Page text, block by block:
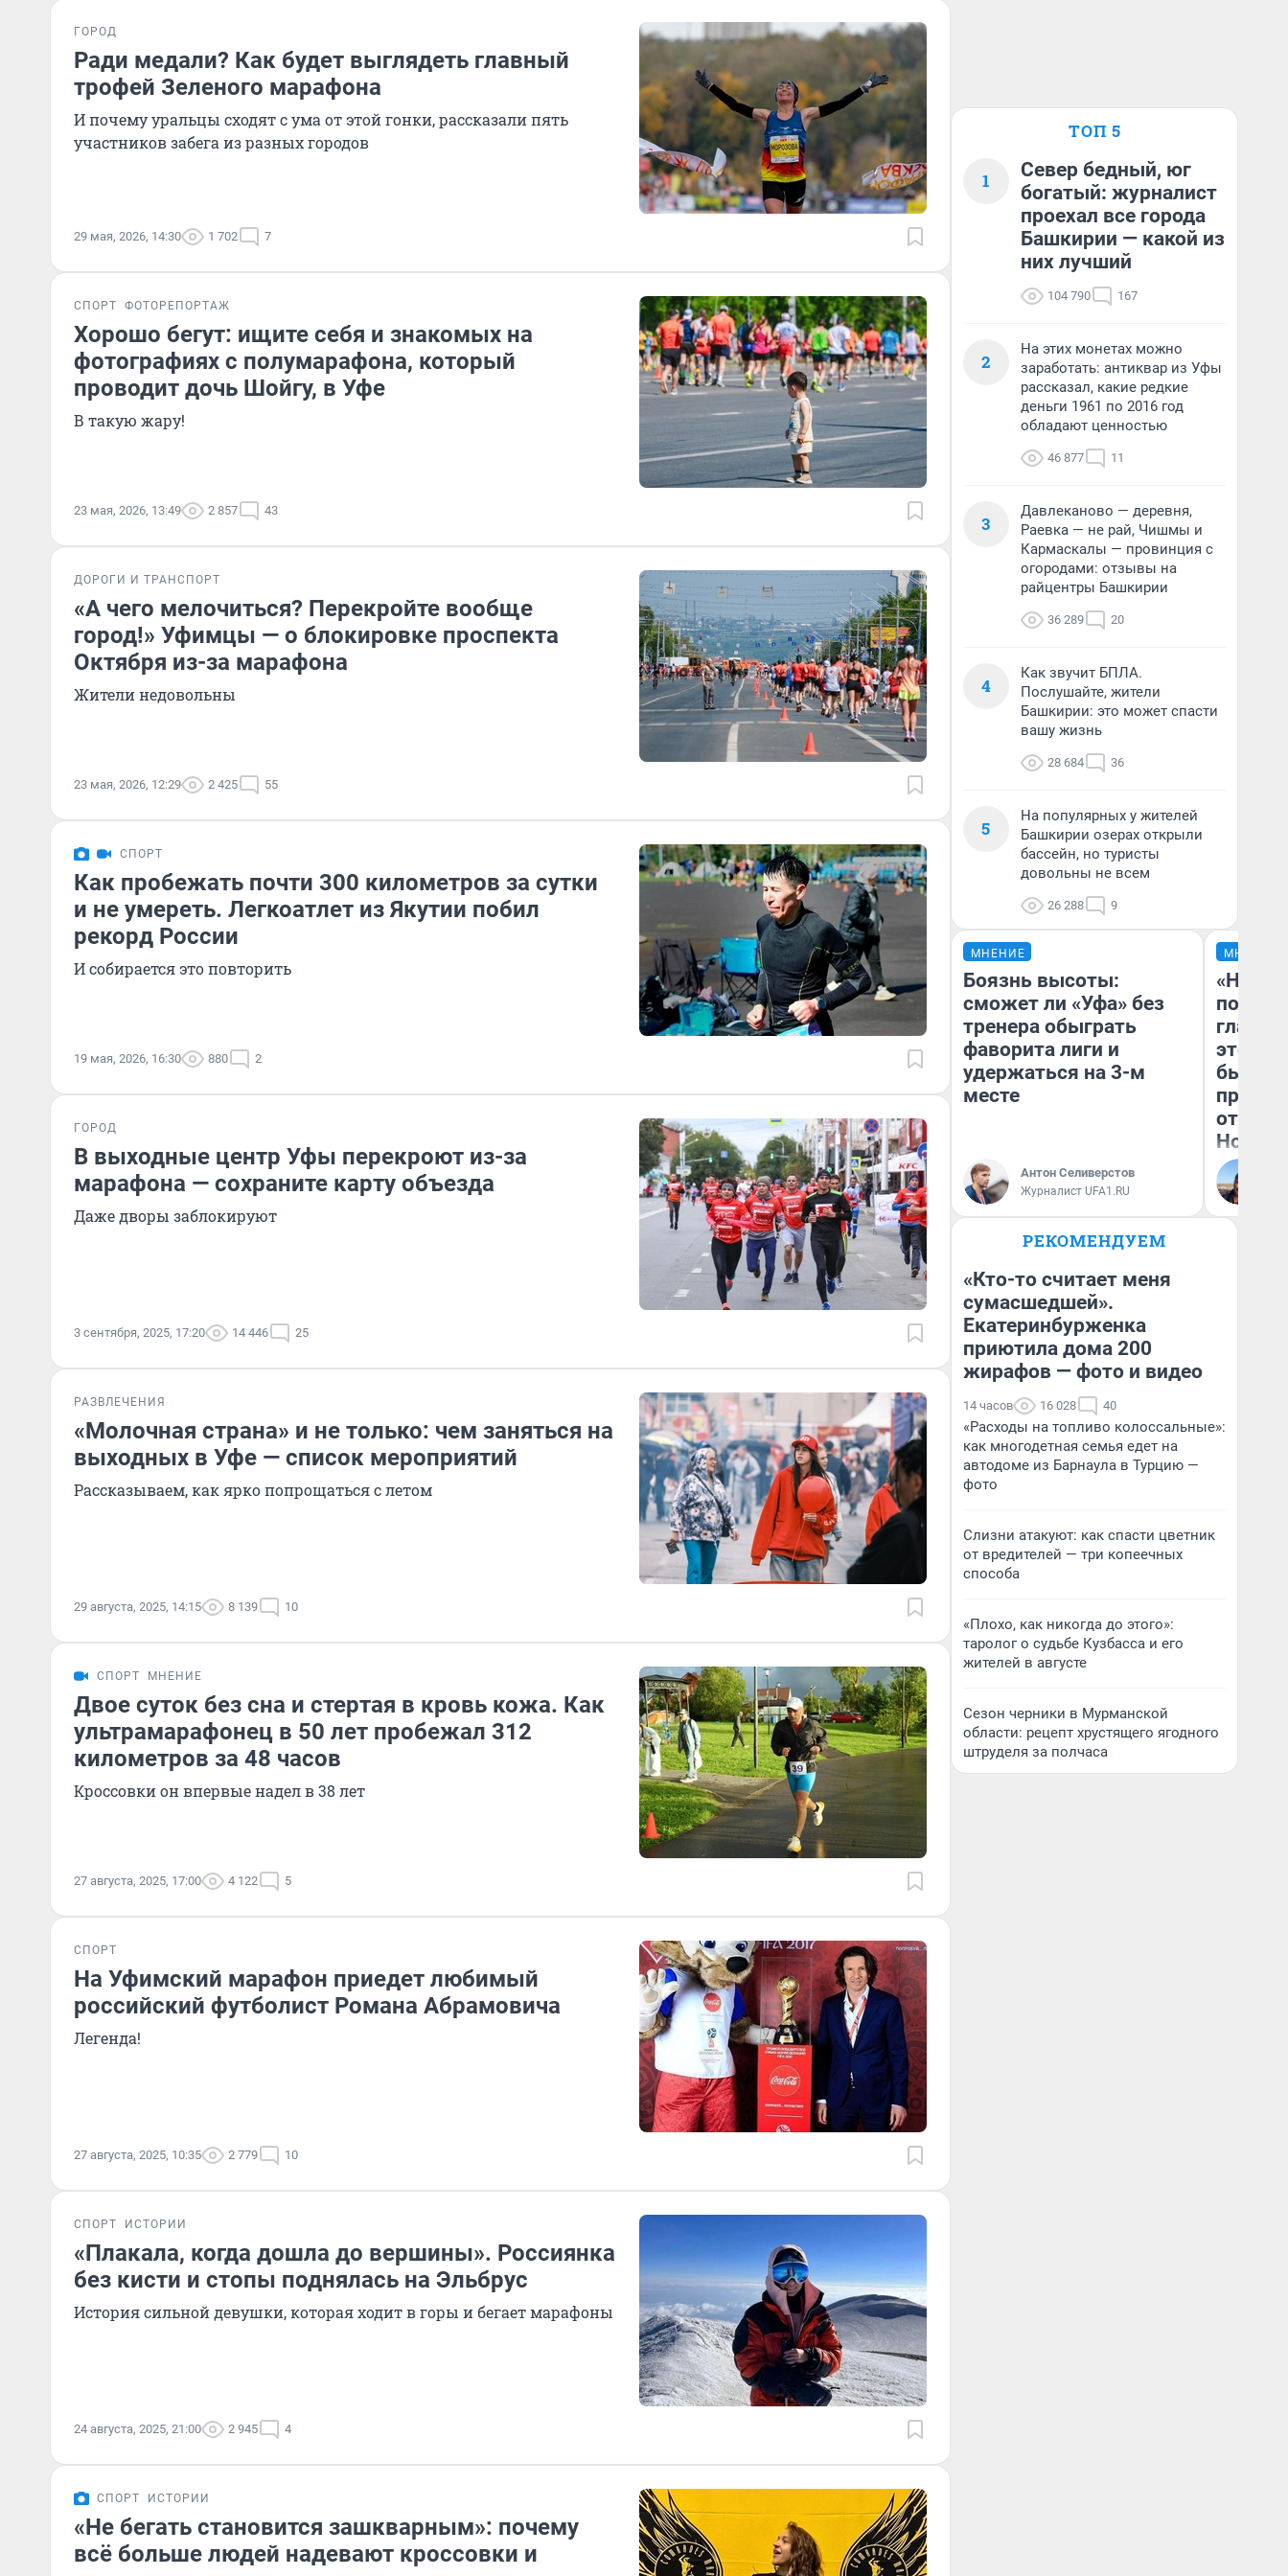
ГОРОД
Ради медали? Как будет выглядеть главный
трофей Зеленого марафона
И почему уральцы сходят с ума от этой гонки, рассказали пять
участников забега из разных городов
29 мая, 2026, 14:30 1 702 7
СПОРТ ФОТОРЕПОРТАЖ
Хорошо бегут: ищите себя и знакомых на
фотографиях с полумарафона, который
проводит дочь Шойгу, в Уфе
В такую жару!
23 мая, 2026, 13:49 2 857 43
ДОРОГИ И ТРАНСПОРТ
«А чего мелочиться? Перекройте вообще
город!» Уфимцы — о блокировке проспекта
Октября из-за марафона
Жители недовольны
23 мая, 2026, 12:29 2 425 55
СПОРТ
Как пробежать почти 300 километров за сутки
и не умереть. Легкоатлет из Якутии побил
рекорд России
И собирается это повторить
19 мая, 2026, 16:30 880 2
ГОРОД
В выходные центр Уфы перекроют из-за
марафона — сохраните карту объезда
Даже дворы заблокируют
3 сентября, 2025, 17:20 14 446 25
РАЗВЛЕЧЕНИЯ
«Молочная страна» и не только: чем заняться на
выходных в Уфе — список мероприятий
Рассказываем, как ярко попрощаться с летом
29 августа, 2025, 14:15 8 139 10
СПОРТ МНЕНИЕ
Двое суток без сна и стертая в кровь кожа. Как
ультрамарафонец в 50 лет пробежал 312
километров за 48 часов
Кроссовки он впервые надел в 38 лет
27 августа, 2025, 17:00 4 122 5
СПОРТ
На Уфимский марафон приедет любимый
российский футболист Романа Абрамовича
Легенда!
27 августа, 2025, 10:35 2 779 10
СПОРТ ИСТОРИИ
«Плакала, когда дошла до вершины». Россиянка
без кисти и стопы поднялась на Эльбрус
История сильной девушки, которая ходит в горы и бегает марафоны
24 августа, 2025, 21:00 2 945 4
СПОРТ ИСТОРИИ
«Не бегать становится зашкварным»: почему
всё больше людей надевают кроссовки и
ТОП 5
1
Север бедный, юг
богатый: журналист
проехал все города
Башкирии — какой из
них лучший
104 790 167
2
На этих монетах можно
заработать: антиквар из Уфы
рассказал, какие редкие
деньги 1961 по 2016 год
обладают ценностью
46 877 11
3
Давлеканово — деревня,
Раевка — не рай, Чишмы и
Кармаскалы — провинция с
огородами: отзывы на
райцентры Башкирии
36 289 20
4
Как звучит БПЛА.
Послушайте, жители
Башкирии: это может спасти
вашу жизнь
28 684 36
5
На популярных у жителей
Башкирии озерах открыли
бассейн, но туристы
довольны не всем
26 288 9
МНЕНИЕ
Боязнь высоты:
сможет ли «Уфа» без
тренера обыграть
фаворита лиги и
удержаться на 3-м
месте
Антон Селиверстов
Журналист UFA1.RU
МНЕНИЕ
этого
бьет
отзыв
Нолана
РЕКОМЕНДУЕМ
«Кто-то считает меня
сумасшедшей».
Екатеринбурженка
приютила дома 200
жирафов — фото и видео
14 часов 16 028 40
«Расходы на топливо колоссальные»:
как многодетная семья едет на
автодоме из Барнаула в Турцию —
фото
Слизни атакуют: как спасти цветник
от вредителей — три копеечных
способа
«Плохо, как никогда до этого»:
таролог о судьбе Кузбасса и его
жителей в августе
Сезон черники в Мурманской
области: рецепт хрустящего ягодного
штруделя за полчаса